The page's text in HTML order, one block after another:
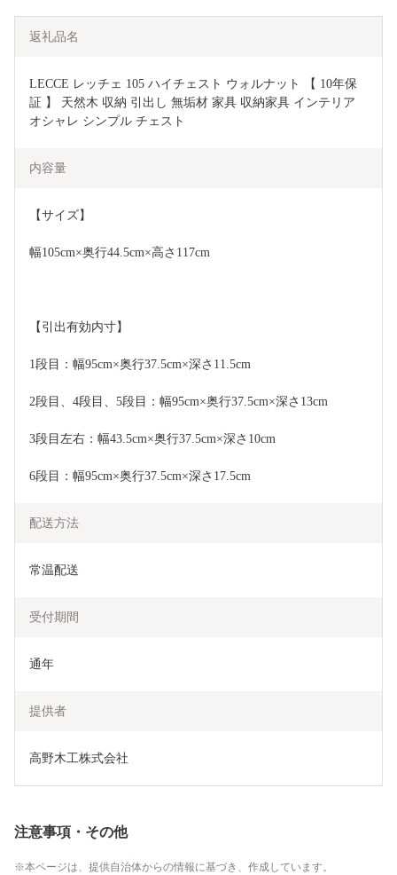
返礼品名
LECCE レッチェ 105 ハイチェスト ウォルナット 【 10年保
証 】 天然木 収納 引出し 無垢材 家具 収納家具 インテリア
オシャレ シンプル チェスト
内容量
【サイズ】
幅105cm×奥行44.5cm×高さ117cm
【引出有効内寸】
1段目：幅95cm×奥行37.5cm×深さ11.5cm
2段目、4段目、5段目：幅95cm×奥行37.5cm×深さ13cm
3段目左右：幅43.5cm×奥行37.5cm×深さ10cm
6段目：幅95cm×奥行37.5cm×深さ17.5cm
配送方法
常温配送
受付期間
通年
提供者
高野木工株式会社
注意事項・その他
本ページは、提供自治体からの情報に基づき、作成しています。